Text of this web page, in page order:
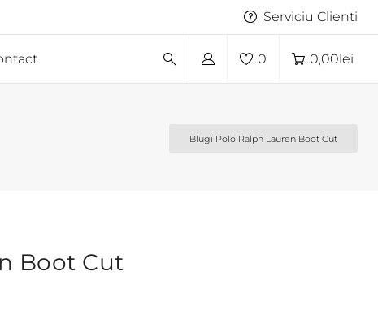
Serviciu Clienti
0 0,00lei
Blugi Polo Ralph Lauren Boot Cut
Boot Cut